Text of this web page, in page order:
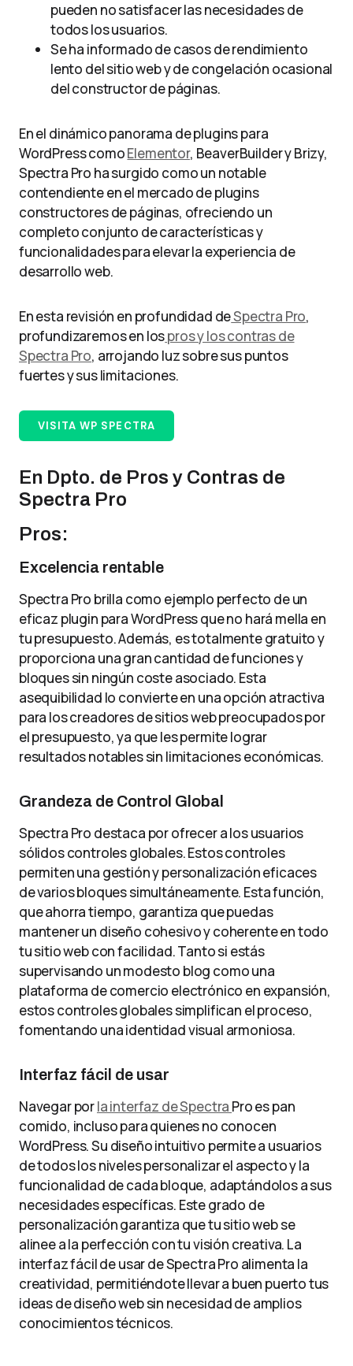
pueden no satisfacer las necesidades de
todos los usuarios.
Se ha informado de casos de rendimiento
lento del sitio web y de congelación ocasional
del constructor de páginas.
En el dinámico panorama de plugins para
WordPress comoElementor, BeaverBuilder y Brizy,
Spectra Pro ha surgido como un notable
contendiente en el mercado de plugins
constructores de páginas, ofreciendo un
completo conjunto de características y
funcionalidades para elevar la experiencia de
desarrollo web.
En esta revisión en profundidad deSpectra Pro,
profundizaremos en lospros y los contras de
Spectra Pro, arrojando luz sobre sus puntos
fuertes y sus limitaciones.
VISITA WP SPECTRA
En Dpto. de Pros y Contras de
Spectra Pro
Pros:
Excelencia rentable
Spectra Pro brilla como ejemplo perfecto de un
eficaz plugin para WordPress que no hará mella en
tu presupuesto. Además, es totalmente gratuito y
proporciona una gran cantidad de funciones y
bloques sin ningún coste asociado. Esta
asequibilidad lo convierte en una opción atractiva
para los creadores de sitios web preocupados por
el presupuesto, ya que les permite lograr
resultados notables sin limitaciones económicas.
Grandeza de Control Global
Spectra Pro destaca por ofrecer a los usuarios
sólidos controles globales. Estos controles
permiten una gestión y personalización eficaces
de varios bloques simultáneamente. Esta función,
que ahorra tiempo, garantiza que puedas
mantener un diseño cohesivo y coherente en todo
tu sitio web con facilidad. Tanto si estás
supervisando un modesto blog como una
plataforma de comercio electrónico en expansión,
estos controles globales simplifican el proceso,
fomentando una identidad visual armoniosa.
Interfaz fácil de usar
Navegar porla interfaz de Spectra Pro es pan
comido, incluso para quienes no conocen
WordPress. Su diseño intuitivo permite a usuarios
de todos los niveles personalizar el aspecto y la
funcionalidad de cada bloque, adaptándolos a sus
necesidades específicas. Este grado de
personalización garantiza que tu sitio web se
alinee a la perfección con tu visión creativa. La
interfaz fácil de usar de Spectra Pro alimenta la
creatividad, permitiéndote llevar a buen puerto tus
ideas de diseño web sin necesidad de amplios
conocimientos técnicos.